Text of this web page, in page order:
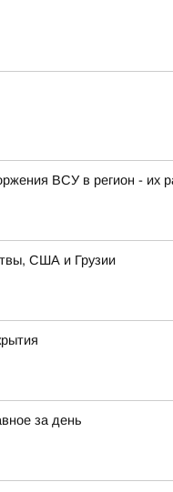
ВСУ в регион - их
США и Грузии
за день